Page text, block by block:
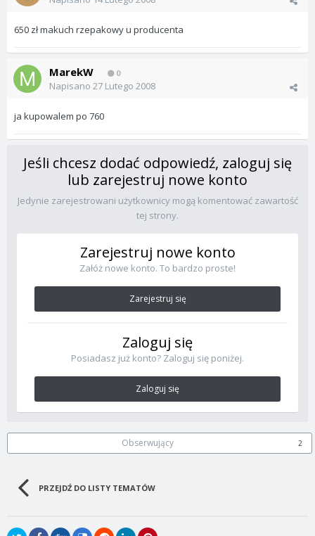
650 zł makuch rzepakowy u producenta
MarekW 0
Napisano 27 Lutego 2008
ja kupowalem po 760
Jeśli chcesz dodać odpowiedź, zaloguj się
lub zarejestruj nowe konto
Jedynie zarejestrowani użytkownicy mogą komentować zawartość
tej strony.
Zarejestruj nowe konto
Załóż nowe konto. To bardzo proste!
Zarejestruj się
Zaloguj się
Posiadasz już konto? Zaloguj się poniżej.
Zaloguj się
Obserwujący 2
PRZEJDŹ DO LISTY TEMATÓW